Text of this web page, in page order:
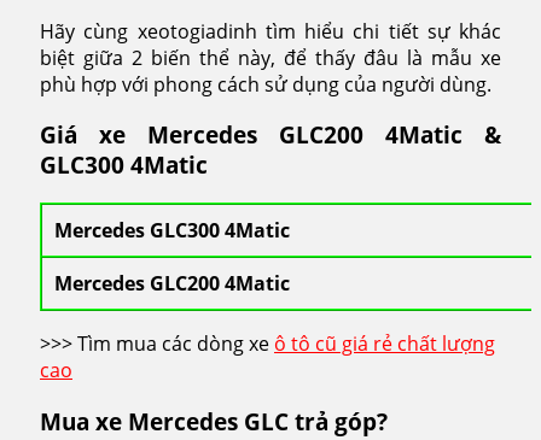
Hãy cùng xeotogiadinh tìm hiểu chi tiết sự khác
biệt giữa 2 biến thể này, để thấy đâu là mẫu xe
phù hợp với phong cách sử dụng của người dùng.
Giá xe Mercedes GLC200 4Matic &
GLC300 4Matic
Mercedes GLC300 4Matic
Mercedes GLC200 4Matic
>>> Tìm mua các dòng xe ô tô cũ giá rẻ chất lượng
cao
Mua xe Mercedes GLC trả góp?